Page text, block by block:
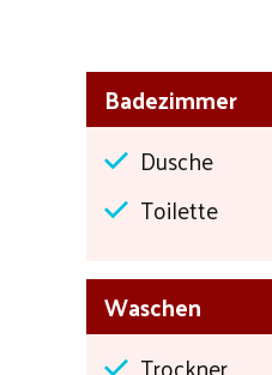
Badezimmer
Dusche
Toilette
Waschen